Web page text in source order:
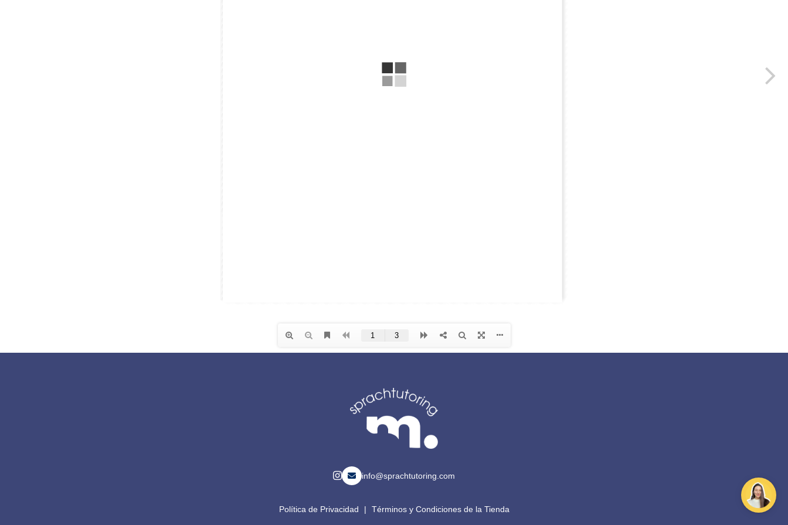
info@sprachtutoring.com
Política de Privacidad | Términos y Condiciones de la Tienda